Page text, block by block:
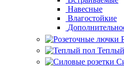
Навесные
Влагостойкие